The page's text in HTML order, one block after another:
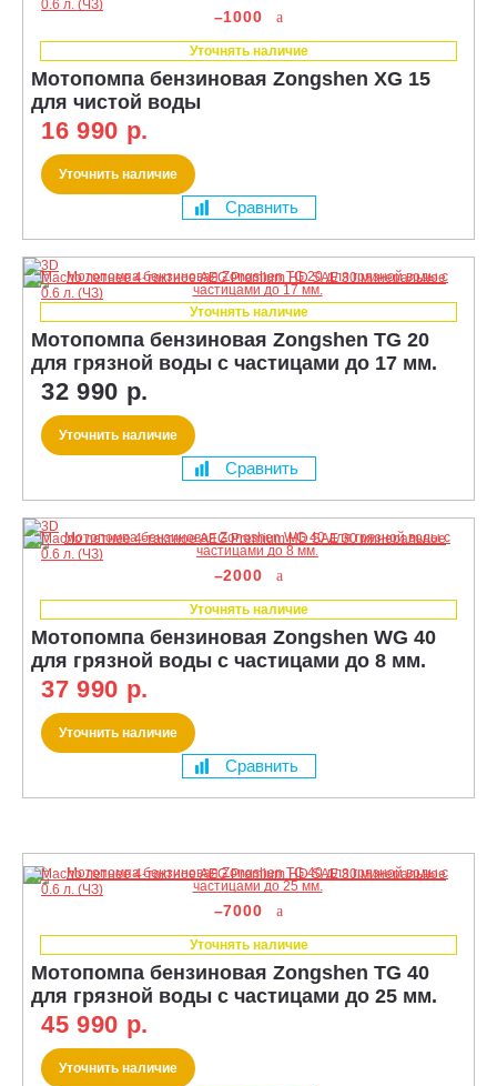
–1000
Уточнять наличие
Мотопомпа бензиновая Zongshen XG 15
для чистой воды
16 990 р.
Уточнить наличие
Сравнить
Уточнять наличие
Мотопомпа бензиновая Zongshen TG 20
для грязной воды с частицами до 17 мм.
32 990 р.
Уточнить наличие
Сравнить
–2000
Уточнять наличие
Мотопомпа бензиновая Zongshen WG 40
для грязной воды с частицами до 8 мм.
37 990 р.
Уточнить наличие
Сравнить
–7000
Уточнять наличие
Мотопомпа бензиновая Zongshen TG 40
для грязной воды с частицами до 25 мм.
45 990 р.
Уточнить наличие